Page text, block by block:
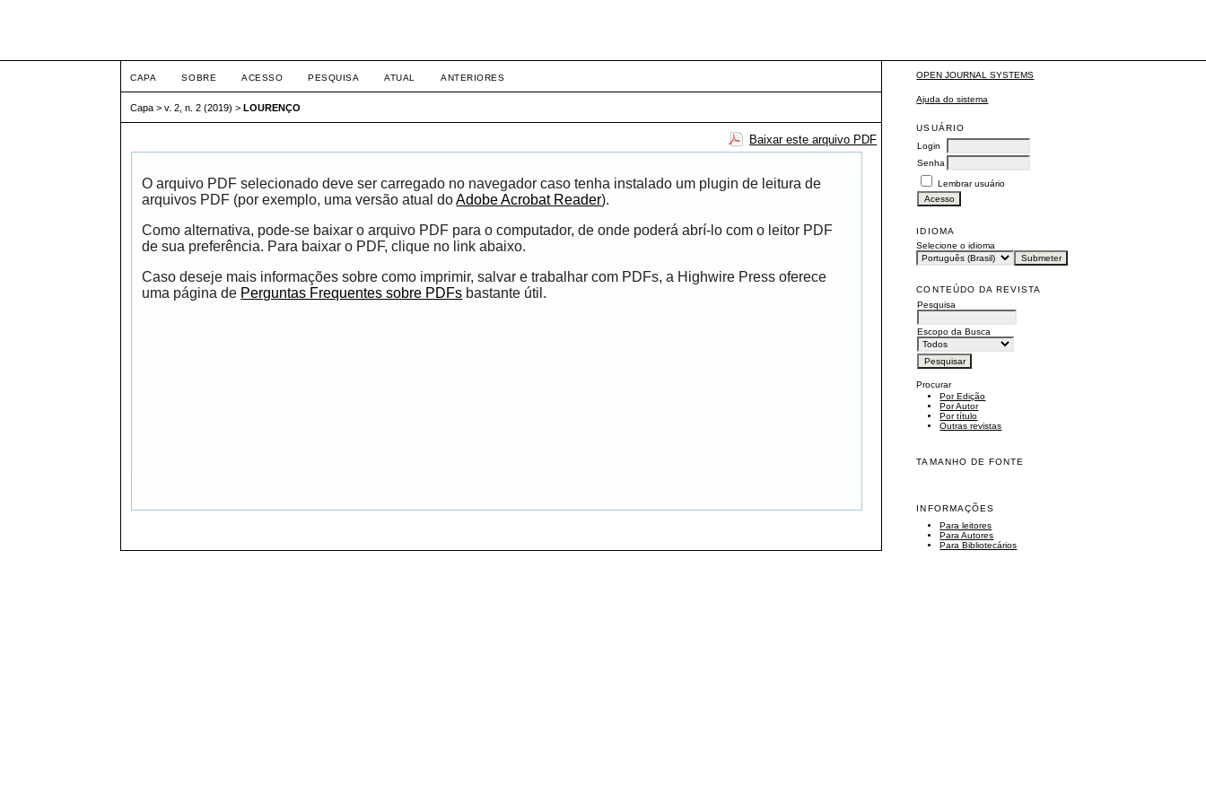
OPEN JOURNAL SYSTEMS
Ajuda do sistema
USUÁRIO
Login
Senha
Lembrar usuário
IDIOMA
Selecione o idioma
CONTEÚDO DA REVISTA
Pesquisa
Escopo da Busca
Procurar
Por Edição
Por Autor
Por título
Outras revistas
TAMANHO DE FONTE
INFORMAÇÕES
Para leitores
Para Autores
Para Bibliotecários
CAPA SOBRE ACESSO PESQUISA ATUAL ANTERIORES
Capa >v. 2, n. 2 (2019) >LOURENÇO
Baixar este arquivo PDF
O arquivo PDF selecionado deve ser carregado no navegador caso tenha instalado um plugin de leitura de
arquivos PDF (por exemplo, uma versão atual doAdobe Acrobat Reader).
Como alternativa, pode-se baixar o arquivo PDF para o computador, de onde poderá abrí-lo com o leitor PDF
de sua preferência. Para baixar o PDF, clique no link abaixo.
Caso deseje mais informações sobre como imprimir, salvar e trabalhar com PDFs, a Highwire Press oferece
uma página de Perguntas Frequentes sobre PDFs bastante útil.